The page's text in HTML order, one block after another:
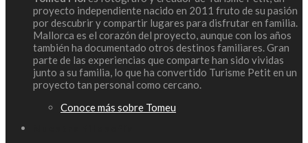
proyecto independiente nacido en 2011 fruto de su pasión
por descubrir y compartir lugares para disfrutar en familia.
Mallorca es el corazón del proyecto, aunque con los años
también ha documentado otros destinos familiares. Gran
parte de las experiencias que comparte han sido vividas
junto a su familia, lo que ha convertido Turisme Petit en un
proyecto tan personal como cercano.
Conoce más sobre Tomeu